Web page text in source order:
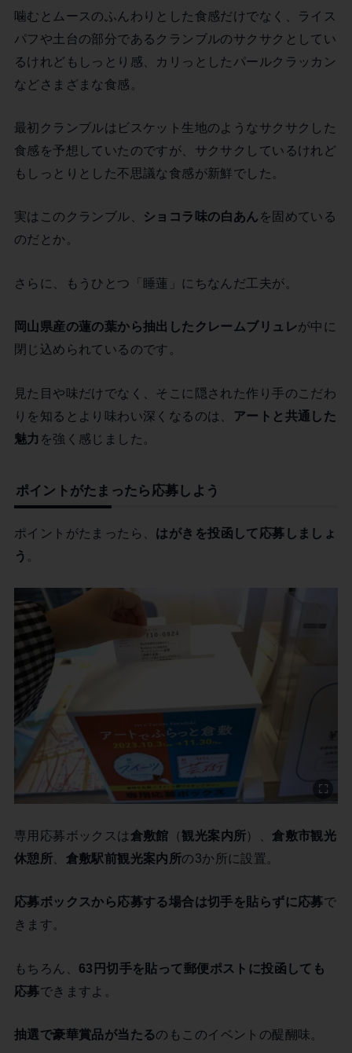
噛むとムースのふんわりとした食感だけでなく、ライス
パフや土台の部分であるクランブルのサクサクとしてい
るけれどもしっとり感、カリっとしたパールクラッカン
などさまざまな食感。
最初クランブルはビスケット生地のようなサクサクした
食感を予想していたのですが、サクサクしているけれど
もしっとりとした不思議な食感が新鮮でした。
実はこのクランブル、 ショコラ味の白あん を固めている
のだとか。
さらに、もうひとつ「睡蓮」にちなんだ工夫が。
岡山県産の蓮の葉から抽出したクレームブリュレが中に
閉じ込められているのです。
見た目や味だけでなく、そこに隠された作り手のこだわ
りを知るとより味わい深くなるのは、
アートと共通した
魅力 を強く感じました。
ポイントがたまったら応募しよう
ポイントがたまったら、 はがきを投函して応募しましょ
う 。
専用応募ボックスは倉敷館 （観光案内所）、倉敷市観光
休憩所
倉敷駅前観光案内所の3か所に設置。
応募ボックスから応募する場合は切手を貼らずに応募で
きます。
もちろん、 63円切手を貼って郵便ポストに投函しても
応募できますよ。
抽選で豪華賞品が当たるのもこのイベントの醍醐味。